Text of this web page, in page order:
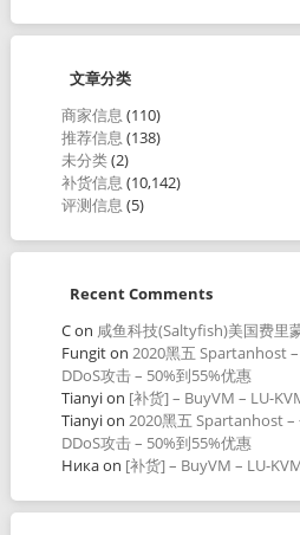
文章分类
商家信息 (110)
推荐信息 (138)
未分类(2)
补货信息 (10,142)
评测信息 (5)
Recent Comments
Con 咸鱼科技(Saltyfish)美国费里
Fungiton 2020黑五 Spartanhost
DDoS攻击 – 50%到55%优惠
Tianyion [补货] – BuyVM – LU-
Tianyion 2020黑五 Spartanhost
DDoS攻击 – 50%到55%优惠
Никаon [补货] – BuyVM – LU-